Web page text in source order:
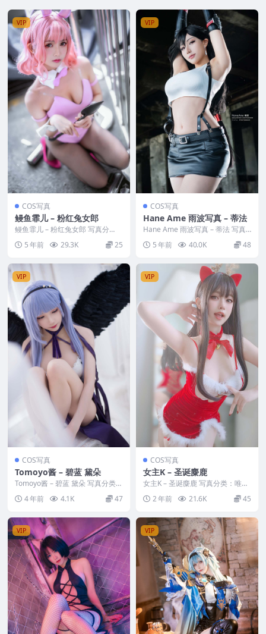
VIP
COS写真
鳗鱼霏儿 – 粉红兔女郎
鳗鱼霏儿 – 粉红兔女郎 写真分
类：唯美，参与模特：鳗鱼霏儿
[套图大小]：[9...
5 年前 29.3K 25
VIP
COS写真
Hane Ame 雨波写真 – 蒂法
Hane Ame 雨波写真 – 蒂法 写真
分类：唯美，参与模特：Hane A
me...5 年前 40.0K 48
VIP
COS写真
Tomoyo酱 – 碧蓝 黛朵
Tomoyo酱 – 碧蓝 黛朵 写真分类：
唯美，参与模特：Tomoyo酱 [套
图...4 年前 4.1K 47
VIP
COS写真
女主K – 圣诞麋鹿
女主K – 圣诞麋鹿 写真分类：唯
小]：[100P...
2 年前 21.6K 45
VIP VIP